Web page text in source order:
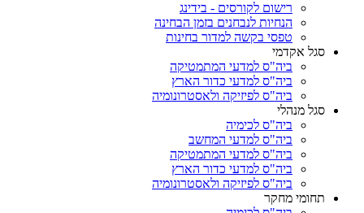
רישום לקורסים - בידינג
הנחיות לנבחנים בזמן הבחינה
טפסי בקשה למדור בחינות
סגל אקדמי
ביה"ס למדעי המתמטיקה
ביה"ס למדעי כדור הארץ
ביה"ס לפיזיקה ולאסטרונומיה
סגל מנהלי
ביה"ס לכימיה
ביה"ס למדעי המחשב
ביה"ס למדעי המתמטיקה
ביה"ס למדעי כדור הארץ
ביה"ס לפיזיקה ולאסטרונומיה
תחומי מחקר